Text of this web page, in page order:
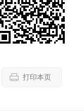
打印本页